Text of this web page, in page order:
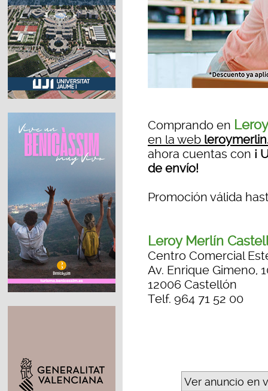
Comprando en
en la web
ahora cuentas con ¡
de envío!
Promoción válida
Leroy Merlín
Centro Comercial
Av. Enrique Gimeno,
12006 Castellón
Telf. 964 71 52 00
Ver anuncio en